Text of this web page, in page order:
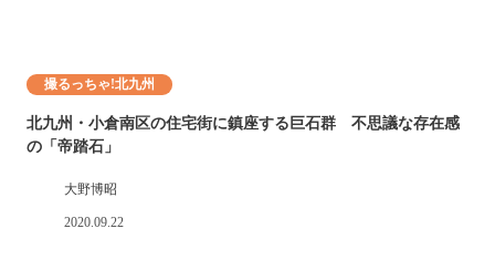
撮るっちゃ!北九州
北九州・小倉南区の住宅街に鎮座する巨石群 不思議な存在感
の「帝踏石」
大野博昭
2020.09.22